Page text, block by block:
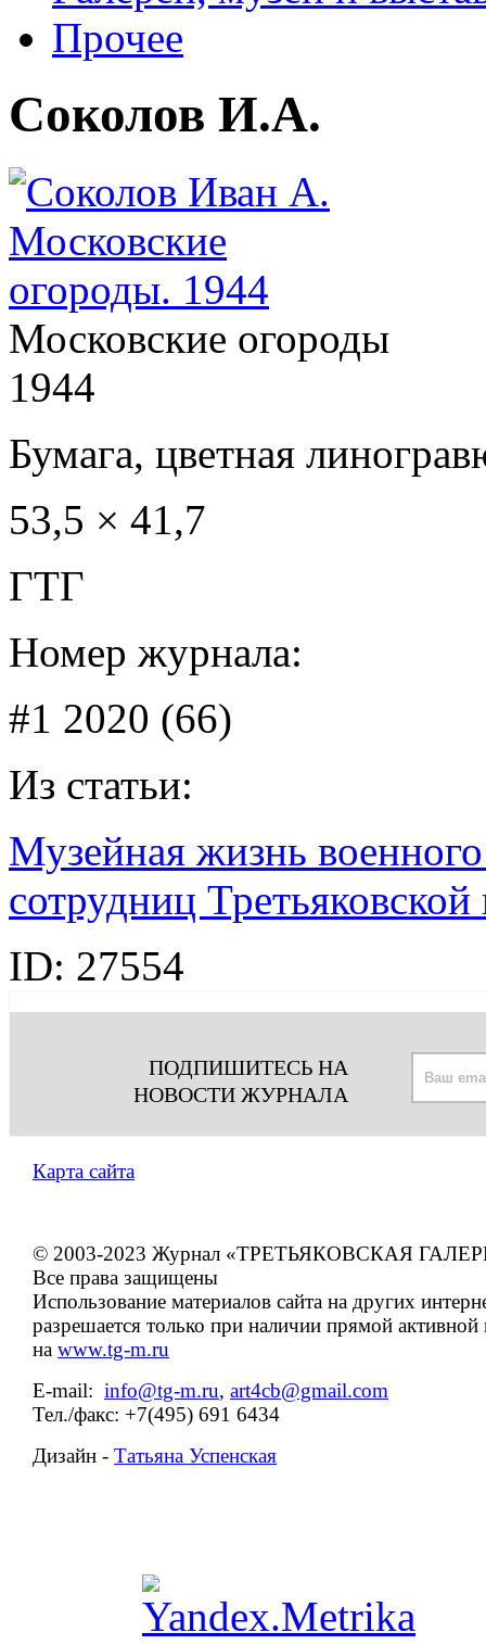
Прочее
Соколов И.А.
Московские огороды
1944
Бумага, цветная
53,5 × 41,7
ГТГ
Номер журнала:
#1 2020 (66)
Из статьи:
Музейная жизнь
сотрудниц Третьяковской
ID: 27554
ПОДПИШИТЕСЬ НА
НОВОСТИ ЖУРНАЛА
Карта сайта
© 2003-2023 Журнал «ТРЕТЬЯКОВСКАЯ
Все права защищены
Использование материалов сайта на других
разрешается только при наличии прямой активной
на www.tg-m.ru
E-mail: info@tg-m.ru, art4cb@gmail.com
Тел./факс: +7(495) 691 6434
Дизайн - Татьяна Успенская